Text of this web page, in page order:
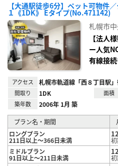
【大通駅徒歩6分】ペット可物件
１《1DK》 Eタイプ(No.471142)
札幌市
【法人
ー人気
有線接
アクセス 札幌市軌道線「西８丁目駅
間取り 1DK 面積
築年数 2006年 1月 築
プラン名・期間
ロングプラン
211日以上～366日未満
ミドルプラン
91日以上～211日未満